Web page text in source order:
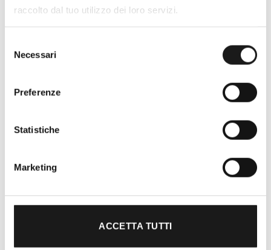
raccolto dal tuo utilizzo dei loro servizi.
delNecessari
Preferenze
Statistiche
Marketing
ACCETTA TUTTI
Oltre 30 anni di esperienza
Roma, RRTrek è il punto di riferimento
Lazio. Da sempre soddisfiamo i nostri
l’acquisto un’esperienza formativa e